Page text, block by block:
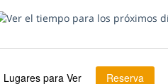
Lugares para Ver Reserva